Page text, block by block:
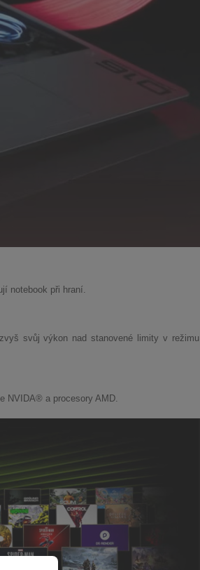
notebook při hraní.
svůj výkon nad stanovené limity v režimu
NVIDA® a procesory AMD.